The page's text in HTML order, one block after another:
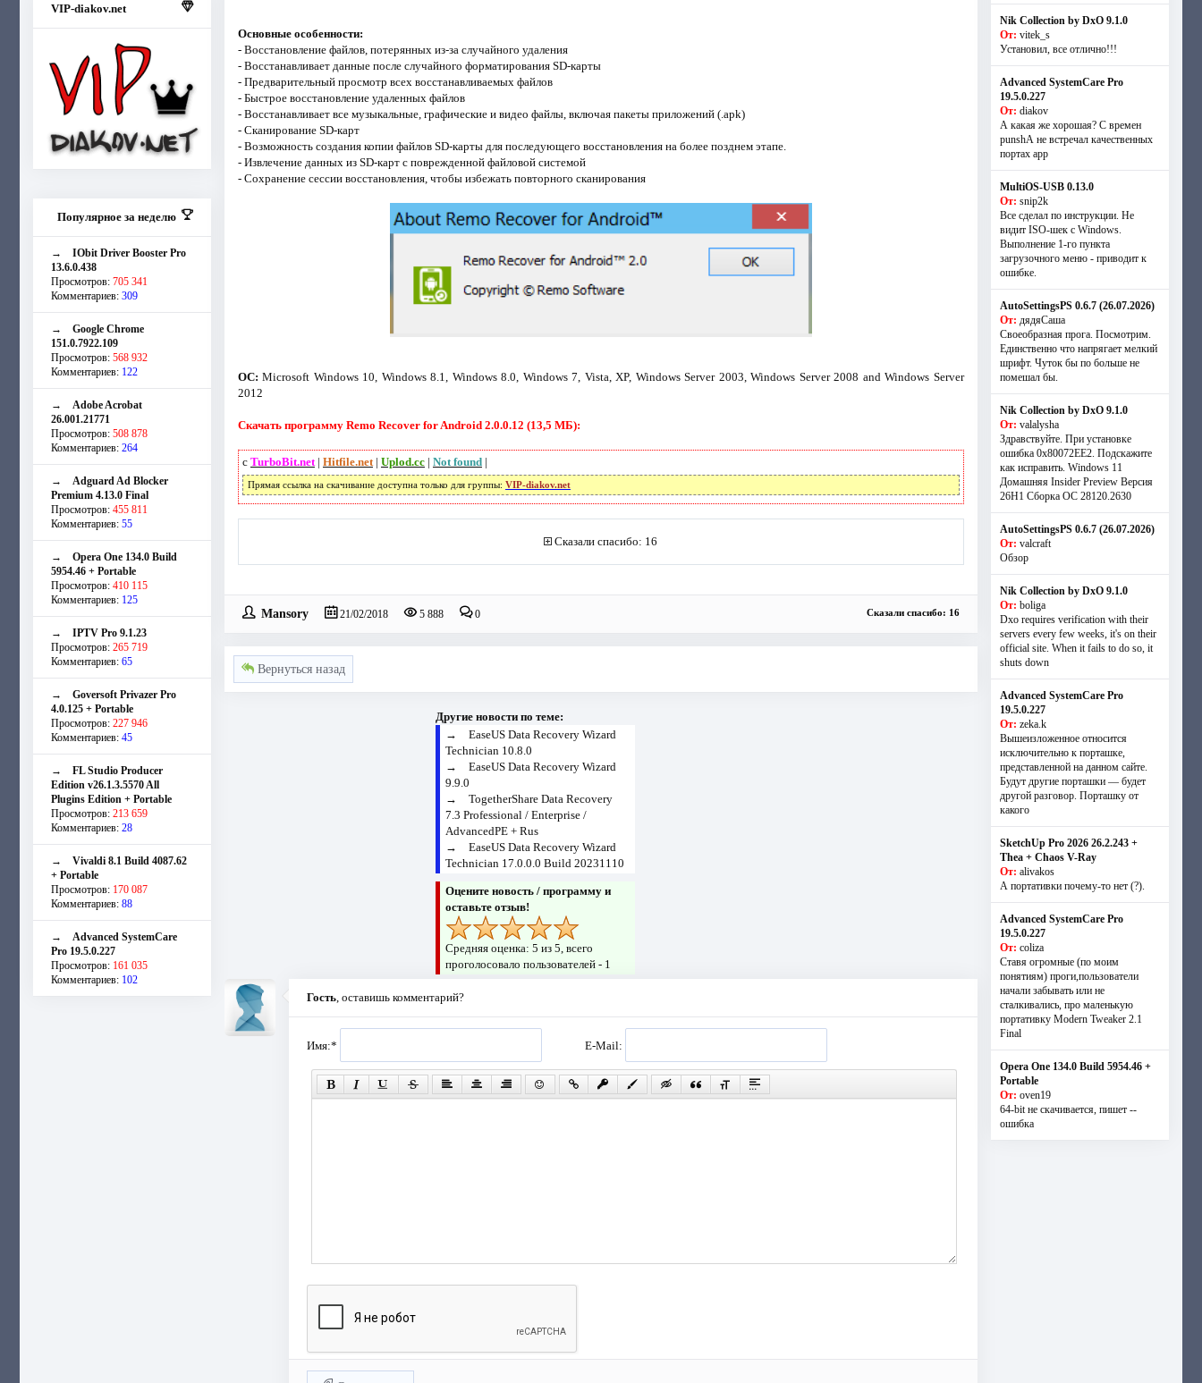
VIP-diakov.net
Популярное за неделю
→ IObit Driver Booster Pro
13.6.0.438
Просмотров: 705 341
Комментариев: 309
→ Google Chrome
151.0.7922.109
Просмотров: 568 932
Комментариев: 122
→ Adobe Acrobat
26.001.21771
Просмотров: 508 878
Комментариев: 264
→ Adguard Ad Blocker
Premium 4.13.0 Final
Просмотров: 455 811
Комментариев: 55
→ Opera One 134.0 Build
5954.46 + Portable
Просмотров: 410 115
Комментариев: 125
→ IPTV Pro 9.1.23
Просмотров: 265 719
Комментариев: 65
→ Goversoft Privazer Pro
4.0.125 + Portable
Просмотров: 227 946
Комментариев: 45
→ FL Studio Producer
Edition v26.1.3.5570 All
Plugins Edition + Portable
Просмотров: 213 659
Комментариев: 28
→ Vivaldi 8.1 Build 4087.62
+ Portable
Просмотров: 170 087
Комментариев: 88
→ Advanced SystemCare
Pro 19.5.0.227
Просмотров: 161 035
Комментариев: 102
Основные особенности:
- Восстановление файлов, потерянных из-за случайного удаления
- Восстанавливает данные после случайного форматирования SD-карты
- Предварительный просмотр всех восстанавливаемых файлов
- Быстрое восстановление удаленных файлов
- Восстанавливает все музыкальные, графические и видео файлы, включая пакеты приложений (.apk)
- Сканирование SD-карт
- Возможность создания копии файлов SD-карты для последующего восстановления на более позднем этапе.
- Извлечение данных из SD-карт с поврежденной файловой системой
- Сохранение сессии восстановления, чтобы избежать повторного сканирования
ОС: Microsoft Windows 10, Windows 8.1, Windows 8.0, Windows 7, Vista, XP, Windows Server 2003, Windows Server 2008 and Windows Server
2012
Скачать программу Remo Recover for Android 2.0.0.12 (13,5 МБ):
с TurboBit.net| Hitfile.net| Uplod.cc| Not found|
Прямая ссылка на скачивание доступна только для группы: VIP-diakov.net
Сказали спасибо: 16
Mansory 21/02/2018 5 888 0 Сказали спасибо: 16
Вернуться назад
Другие новости по теме:
→EaseUS Data Recovery Wizard
Technician 10.8.0
→EaseUS Data Recovery Wizard
9.9.0
→TogetherShare Data Recovery
7.3 Professional / Enterprise /
AdvancedPE + Rus
→EaseUS Data Recovery Wizard
Technician 17.0.0.0 Build 20231110
Оцените новость / программу и
оставьте отзыв!
Средняя оценка:5 из 5, всего
проголосовало пользователей - 1
Гость, оставишь комментарий?
Имя:* E-Mail:
Nik Collection by DxO 9.1.0
От: vitek_s
Установил, все отлично!!!
Advanced SystemCare Pro
19.5.0.227
От: diakov
А какая же хорошая? С времен
punshА не встречал качественных
портах app
MultiOS-USB 0.13.0
От: snip2k
Все сделал по инструкции. Не
видит ISO-шек с Windows.
Выполнение 1-го пункта
загрузочного меню - приводит к
ошибке.
AutoSettingsPS 0.6.7 (26.07.2026)
От: дядяСаша
Своеобразная прога. Посмотрим.
Единственно что напрягает мелкий
шрифт. Чуток бы по больше не
помешал бы.
Nik Collection by DxO 9.1.0
От: valalysha
Здравствуйте. При установке
ошибка 0х80072EE2. Подскажите
как исправить. Windows 11
Домашняя Insider Preview Версия
26H1 Сборка ОС 28120.2630
AutoSettingsPS 0.6.7 (26.07.2026)
От: valcraft
Обзор
Nik Collection by DxO 9.1.0
От: boliga
Dxo requires verification with their
servers every few weeks, it's on their
official site. When it fails to do so, it
shuts down
Advanced SystemCare Pro
19.5.0.227
От: zeka.k
Вышеизложенное относится
исключительно к порташке,
представленной на данном сайте.
Будут другие порташки — будет
другой разговор. Порташку от
какого
SketchUp Pro 2026 26.2.243 +
Thea + Chaos V-Ray
От: alivakos
А портативки почему-то нет (?).
Advanced SystemCare Pro
19.5.0.227
От: coliza
Ставя огромные (по моим
понятиям) проги,пользователи
начали забывать или не
сталкивались, про маленькую
портативку Modern Tweaker 2.1
Final
Opera One 134.0 Build 5954.46 +
Portable
От: oven19
64-bit не скачивается, пишет --
ошибка